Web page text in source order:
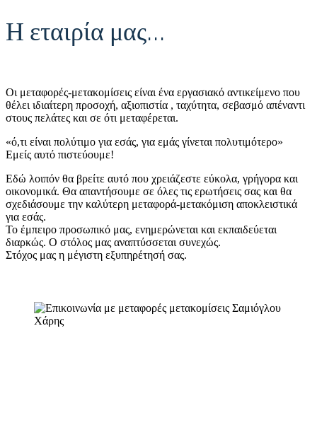
Η εταιρία μας…
Οι μεταφορές-μετακομίσεις είναι ένα εργασιακό αντικείμενο που
θέλει ιδιαίτερη προσοχή, αξιοπιστία , ταχύτητα, σεβασμό απέναντι
στους πελάτες και σε ότι μεταφέρεται.
«ό,τι είναι πολύτιμο για εσάς, για εμάς γίνεται πολυτιμότερο»
Εμείς αυτό πιστεύουμε!
Εδώ λοιπόν θα βρείτε αυτό που χρειάζεστε εύκολα, γρήγορα και
οικονομικά. Θα απαντήσουμε σε όλες τις ερωτήσεις σας και θα
σχεδιάσουμε την καλύτερη μεταφορά-μετακόμιση αποκλειστικά
για εσάς.
Το έμπειρο προσωπικό μας, ενημερώνεται και εκπαιδεύεται
διαρκώς. Ο στόλος μας αναπτύσσεται συνεχώς.
Στόχος μας η μέγιστη εξυπηρέτησή σας.